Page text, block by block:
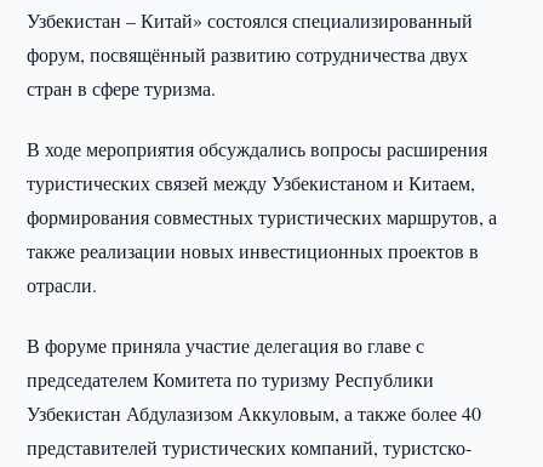
Узбекистан – Китай» состоялся специализированный
форум, посвящённый развитию сотрудничества двух
стран в сфере туризма.
В ходе мероприятия обсуждались вопросы расширения
туристических связей между Узбекистаном и Китаем,
формирования совместных туристических маршрутов, а
также реализации новых инвестиционных проектов в
отрасли.
В форуме приняла участие делегация во главе с
председателем Комитета по туризму Республики
Узбекистан Абдулазизом Аккуловым, а также более 40
представителей туристических компаний, туристско-